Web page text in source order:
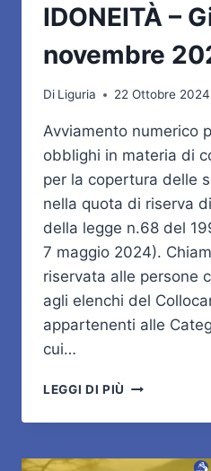
IDONEITÀ –
novembre
Di Liguria 22 Ottobre 2024
Avviamento numerico
obblighi in materia di
per la copertura delle
nella quota di riserva
della legge n.68 del
7 maggio 2024).
riservata alle persone
agli elenchi del
appartenenti alle
cui…
LEGGI DI PIÙ AVVISO
PROVA